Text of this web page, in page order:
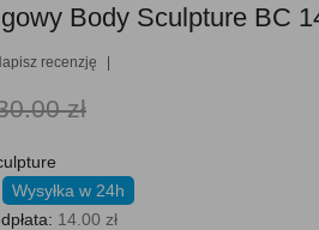
Body Sculpture BC
recenzję
zł
Wysyłka w 24h
14.00 zł